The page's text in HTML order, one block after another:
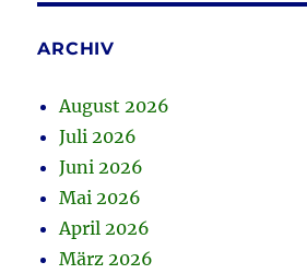
ARCHIV
August 2026
Juli 2026
Juni 2026
Mai 2026
April 2026
März 2026